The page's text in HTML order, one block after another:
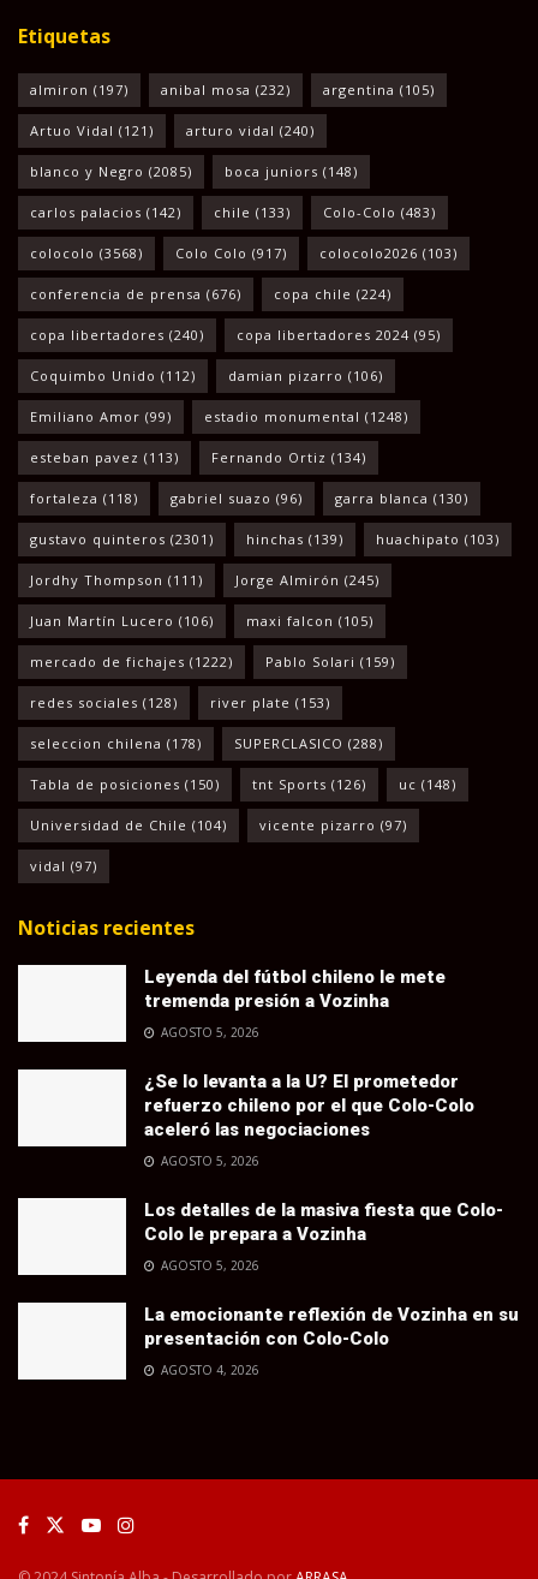
Etiquetas
almiron (197) anibal mosa (232) argentina (105)
Artuo Vidal (121) arturo vidal (240)
blanco y Negro (2085) boca juniors (148)
carlos palacios (142) chile (133) Colo-Colo (483)
colocolo (3568) Colo Colo (917) colocolo2026 (103)
conferencia de prensa (676) copa chile (224)
copa libertadores (240) copa libertadores 2024 (95)
Coquimbo Unido (112) damian pizarro (106)
Emiliano Amor (99) estadio monumental (1248)
esteban pavez (113) Fernando Ortiz (134)
fortaleza (118) gabriel suazo (96) garra blanca (130)
gustavo quinteros (2301) hinchas (139) huachipato (103)
Jordhy Thompson (111) Jorge Almirón (245)
Juan Martín Lucero (106) maxi falcon (105)
mercado de fichajes (1222) Pablo Solari (159)
redes sociales (128) river plate (153)
seleccion chilena (178) SUPERCLASICO (288)
Tabla de posiciones (150) tnt Sports (126) uc (148)
Universidad de Chile (104) vicente pizarro (97)
vidal (97)
Noticias recientes
Leyenda del fútbol chileno le mete
tremenda presión a Vozinha
AGOSTO 5, 2026
¿Se lo levanta a la U? El prometedor
refuerzo chileno por el que Colo-Colo
aceleró las negociaciones
AGOSTO 5, 2026
Los detalles de la masiva fiesta que Colo-
Colo le prepara a Vozinha
AGOSTO 5, 2026
La emocionante reflexión de Vozinha en su
presentación con Colo-Colo
AGOSTO 4, 2026